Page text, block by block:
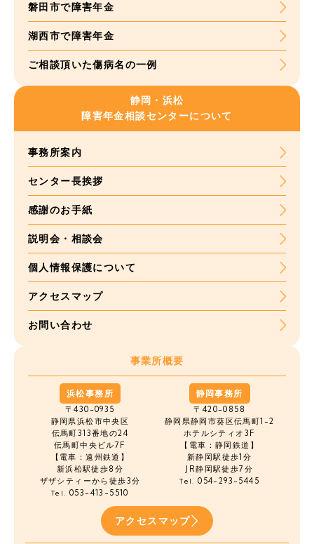
磐田市で障害年金
湖西市で障害年金
ご相談頂いた傷病名の一例
静岡・浜松
障害年金相談センターについて
事務所案内
センター長挨拶
感謝のお手紙
説明会・相談会
個人情報保護について
アクセスマップ
お問い合わせ
事業所概要
浜松事務所
〒430-0935
静岡県浜松市中央区
伝馬町313番地の24
伝馬町中央ビル7F
【電車：遠州鉄道】
新浜松駅徒歩8分
ザザシティーから徒歩3分
Tel. 053-413-5510
静岡事務所
〒420-0858
静岡県静岡市葵区伝馬町1-2
ホテルシティオ3F
【電車：静岡鉄道】
新静岡駅徒歩1分
JR静岡駅徒歩7分
Tel. 054-293-5445
アクセスマップ